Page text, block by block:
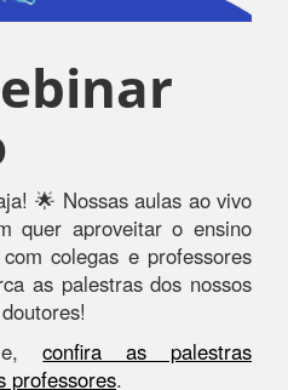
🌟 Nossas aulas ao vivo
quer aproveitar o ensino
colegas e professores
as palestras dos nossos
e,confira as palestras
professores.